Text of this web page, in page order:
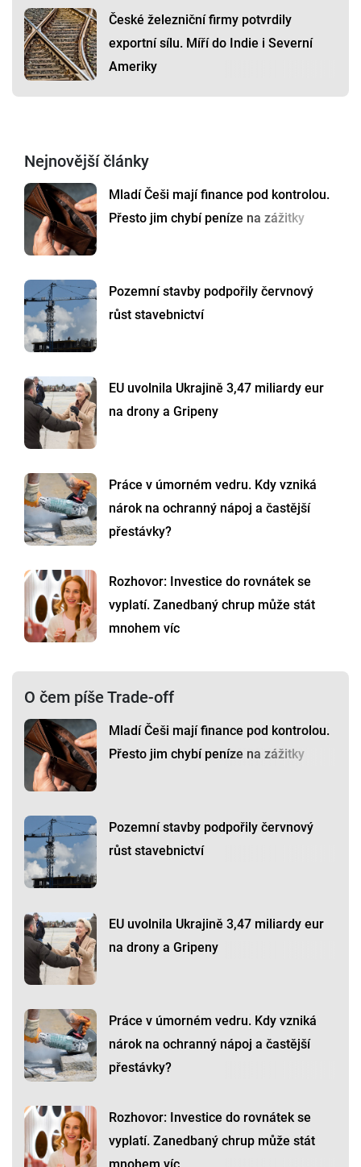
České železniční firmy potvrdily
exportní sílu. Míří do Indie i Severní
Ameriky
Nejnovější články
Mladí Češi mají finance pod kontrolou.
Přesto jim chybí peníze na zážitky
Pozemní stavby podpořily červnový
růst stavebnictví
EU uvolnila Ukrajině 3,47 miliardy eur
na drony a Gripeny
Práce v úmorném vedru. Kdy vzniká
nárok na ochranný nápoj a častější
přestávky?
Rozhovor: Investice do rovnátek se
vyplatí. Zanedbaný chrup může stát
mnohem víc
O čem píše Trade-off
Mladí Češi mají finance pod kontrolou.
Přesto jim chybí peníze na zážitky
Pozemní stavby podpořily červnový
růst stavebnictví
EU uvolnila Ukrajině 3,47 miliardy eur
na drony a Gripeny
Práce v úmorném vedru. Kdy vzniká
nárok na ochranný nápoj a častější
přestávky?
Rozhovor: Investice do rovnátek se
vyplatí. Zanedbaný chrup může stát